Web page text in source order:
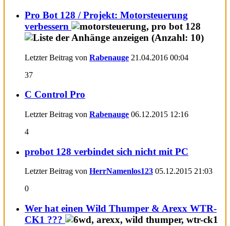
Pro Bot 128 / Projekt: Motorsteuerung
verbessern
Letzter Beitrag von Rabenauge 21.04.2016 00:04
37
C Control Pro
Letzter Beitrag von Rabenauge 06.12.2015 12:16
4
probot 128 verbindet sich nicht mit PC
Letzter Beitrag von HerrNamenlos123 05.12.2015 21:03
0
Wer hat einen Wild Thumper & Arexx WTR-
CK1 ???